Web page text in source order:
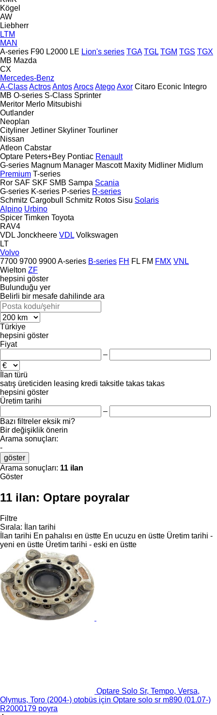
Kögel
AW
Liebherr
LTM
MAN
A-series F90 L2000 LE Lion's series TGA TGL TGM TGS TGX
MB Mazda
CX
Mercedes-Benz
A-ClassActrosAntosArocsAtegoAxor Citaro Econic Integro
MB O-series S-Class Sprinter
Meritor Merlo Mitsubishi
Outlander
Neoplan
Cityliner Jetliner Skyliner Tourliner
Nissan
Atleon Cabstar
Optare Peters+Bey Pontiac Renault
G-series Magnum Manager Mascott Maxity Midliner Midlum
Premium T-series
Ror SAF SKF SMB Sampa Scania
G-series K-series P-series R-series
Schmitz Cargobull
Schmitz Rotos Sisu Solaris
Alpino Urbino
Spicer Timken Toyota
RAV4
VDL Jonckheere VDL Volkswagen
LT
Volvo
7700 9700 9900A-series B-series FH FL FM FMX VNL
Wielton ZF
hepsini göster
Bulunduğu yer
Belirli bir mesafe dahilinde ara
Türkiye
hepsini göster
Fiyat
–
İlan türü
satış üreticiden leasing kredi taksitle takas takas
hepsini göster
Üretim tarihi
–
Bazı filtreler eksik mi?
Bir değişiklik önerin
Arama sonuçları:
-
göster
Arama sonuçları: 11 ilan
Göster
11 ilan: Optare poyralar
Filtre
Sırala:
İlan tarihi
İlan tarihi En pahalısı en üstte En ucuzu en üstte Üretim tarihi -
yeni en üstte Üretim tarihi - eski en üstte
Optare Solo Sr, Tempo, Versa,
Olymus, Toro (2004-) otobüs için Optare solo sr m890 (01.07-)
R2000179 poyra